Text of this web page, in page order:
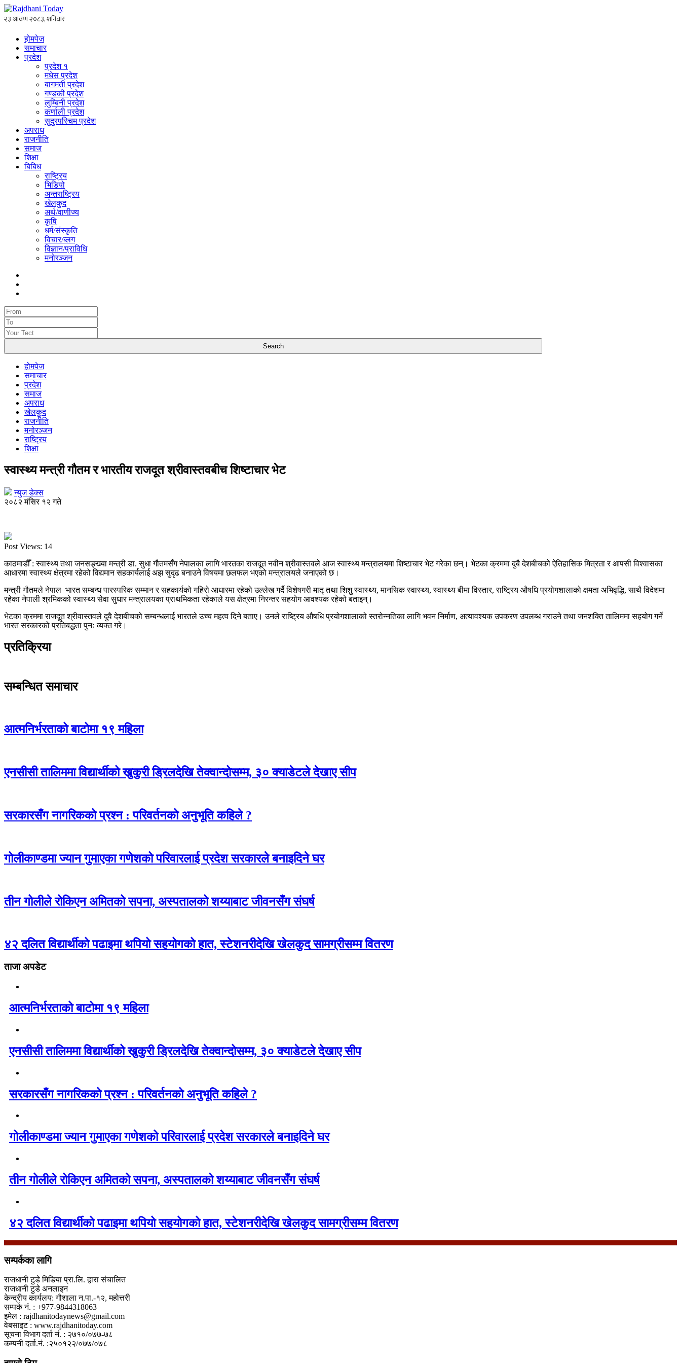
होमपेज
समाचार
प्रदेश
प्रदेश १
मधेस प्रदेश
बागमती प्रदेश
गण्डकी प्रदेश
लुम्बिनी प्रदेश
कर्णाली प्रदेश
सुदुरपस्चिम प्रदेश
अपराध
राजनीति
समाज
शिक्षा
बिबिध
राष्ट्रिय
भिडियो
अन्तराष्ट्रिय
खेलकुद
अर्थ/वाणीज्य
कृषि
धर्म/संस्कृति
विचार/ब्लग
विज्ञान/प्राविधि
मनोरञ्जन
होमपेज
समाचार
प्रदेश
समाज
अपराध
खेलकुद
राजनीति
मनोरञ्जन
राष्ट्रिय
शिक्षा
स्वास्थ्य मन्त्री गौतम र भारतीय राजदूत श्रीवास्तवबीच शिष्टाचार भेट
न्युज डेक्स
२०८२ मंसिर १२ गते
Post Views: 14
काठमाडौँ : स्वास्थ्य तथा जनसङ्ख्या मन्त्री डा. सुधा गौतमसँग नेपालका लागि भारतका राजदूत नवीन श्रीवास्तवले आज स्वास्थ्य मन्त्रालयमा शिष्टाचार भेट गरेका छन्। भेटका क्रममा दुबै देशबीचको ऐतिहासिक मित्रता र आपसी विश्वासका
आधारमा स्वास्थ्य क्षेत्रमा रहेको विद्यमान सहकार्यलाई अझ सुदृढ बनाउने विषयमा छलफल भएको मन्त्रालयले जनाएको छ।
मन्त्री गौतमले नेपाल–भारत सम्बन्ध पारस्परिक सम्मान र सहकार्यको गहिरो आधारमा रहेको उल्लेख गर्दै विशेषगरी मातृ तथा शिशु स्वास्थ्य, मानसिक स्वास्थ्य, स्वास्थ्य बीमा विस्तार, राष्ट्रिय औषधि प्रयोगशालाको क्षमता अभिवृद्धि, साथै विदेशमा
रहेका नेपाली श्रमिकको स्वास्थ्य सेवा सुधार मन्त्रालयका प्राथमिकता रहेकाले यस क्षेत्रमा निरन्तर सहयोग आवश्यक रहेको बताइन्।
भेटका क्रममा राजदूत श्रीवास्तवले दुवै देशबीचको सम्बन्धलाई भारतले उच्च महत्व दिने बताए। उनले राष्ट्रिय औषधि प्रयोगशालाको स्तरोन्नतिका लागि भवन निर्माण, अत्यावश्यक उपकरण उपलब्ध गराउने तथा जनशक्ति तालिममा सहयोग गर्ने
भारत सरकारको प्रतिबद्धता पुनः व्यक्त गरे।
प्रतिक्रिया
सम्बन्धित समाचार
आत्मनिर्भरताको बाटोमा १९ महिला
एनसीसी तालिममा विद्यार्थीको खुकुरी ड्रिलदेखि तेक्वान्दोसम्म, ३० क्याडेटले देखाए सीप
सरकारसँग नागरिकको प्रश्न : परिवर्तनको अनुभूति कहिले ?
गोलीकाण्डमा ज्यान गुमाएका गणेशको परिवारलाई प्रदेश सरकारले बनाइदिने घर
तीन गोलीले रोकिएन अमितको सपना, अस्पतालको शय्याबाट जीवनसँग संघर्ष
४२ दलित विद्यार्थीको पढाइमा थपियो सहयोगको हात, स्टेशनरीदेखि खेलकुद सामग्रीसम्म वितरण
ताजा अपडेट
आत्मनिर्भरताको बाटोमा १९ महिला
एनसीसी तालिममा विद्यार्थीको खुकुरी ड्रिलदेखि तेक्वान्दोसम्म, ३० क्याडेटले देखाए सीप
सरकारसँग नागरिकको प्रश्न : परिवर्तनको अनुभूति कहिले ?
गोलीकाण्डमा ज्यान गुमाएका गणेशको परिवारलाई प्रदेश सरकारले बनाइदिने घर
तीन गोलीले रोकिएन अमितको सपना, अस्पतालको शय्याबाट जीवनसँग संघर्ष
४२ दलित विद्यार्थीको पढाइमा थपियो सहयोगको हात, स्टेशनरीदेखि खेलकुद सामग्रीसम्म वितरण
सम्पर्कका लागि
राजधानी टुडे मिडिया प्रा.लि. द्वारा संचालित
राजधानी टुडे अनलाइन
केन्द्रीय कार्यलय: गौशाला न.पा.-१२, महोत्तरी
सम्पर्क नं. : +977-9844318063
इमेल : rajdhanitodaynews@gmail.com
वेबसाइट : www.rajdhanitoday.com
सूचना विभाग दर्ता नं. : २७१०/०७७-७८
कम्पनी दर्ता.नं. :२५०१२२/०७७/०७८